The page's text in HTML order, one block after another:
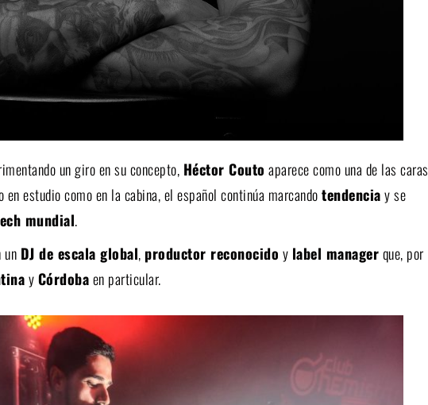
un giro en su concepto, Héctor Couto aparece como una de las caras
estudio como en la cabina, el español continúa marcandotendenciay se
mundial.
un DJ de escala global, productor reconocido y label managerque, por
yCórdobaen particular.